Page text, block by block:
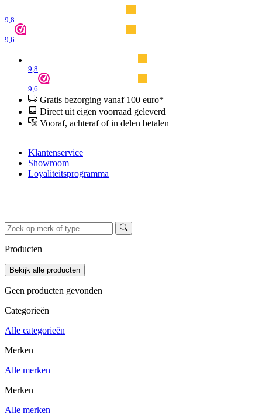
9,8
9,6
9,8
9,6
Gratis bezorging vanaf 100 euro*
Direct uit eigen voorraad geleverd
Vooraf, achteraf of in delen betalen
Klantenservice
Showroom
Loyaliteitsprogramma
Producten
Geen producten gevonden
Categorieën
Alle categorieën
Merken
Alle merken
Merken
Alle merken